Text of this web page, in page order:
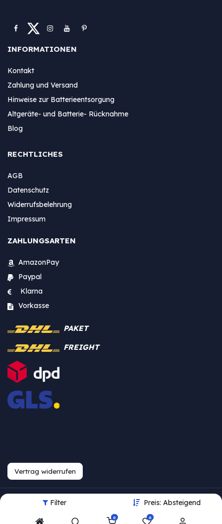
Filter Preis: Absteigend
0 0
INFORMATIONEN
Kontakt
Zahlung und Versand
Hinweise zur Batterieentsorgung
Altgeräte- und Batterie- Rücknahme
Blog
RECHTLICHES
AGB
Datenschutz
Widerrufsbelehrung
Impressum
ZAHLUNGSARTEN
AmazonPay
Paypal
Klarna
Vorkasse
PAKET
FREIGHT
Vertrag widerrufen
Urheberrecht © Westfalia
Bearbeite Einstellungen